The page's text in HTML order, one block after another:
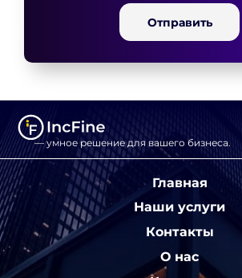
Отправить
— умное решение для вашего бизнеса.
Главная
Наши услуги
Контакты
О нас